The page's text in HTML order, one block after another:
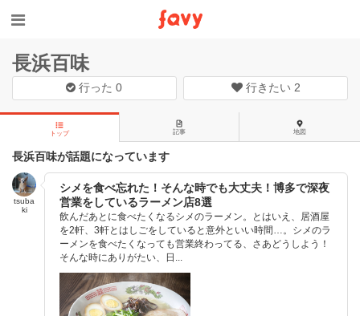
長浜百味
行った0 行きたい 2
トップ 記事 地図
長浜百味が話題になっています
tsuba
ki
シメを食べ忘れた！そんな時でも大丈夫！博多で深夜
営業をしているラーメン店8選
飲んだあとに食べたくなるシメのラーメン。とはいえ、居酒屋
を2軒、3軒とはしごをしていると意外といい時間…。シメのラ
ーメンを食べたくなっても営業終わってる、さあどうしよう！
そんな時にありがたい、日...